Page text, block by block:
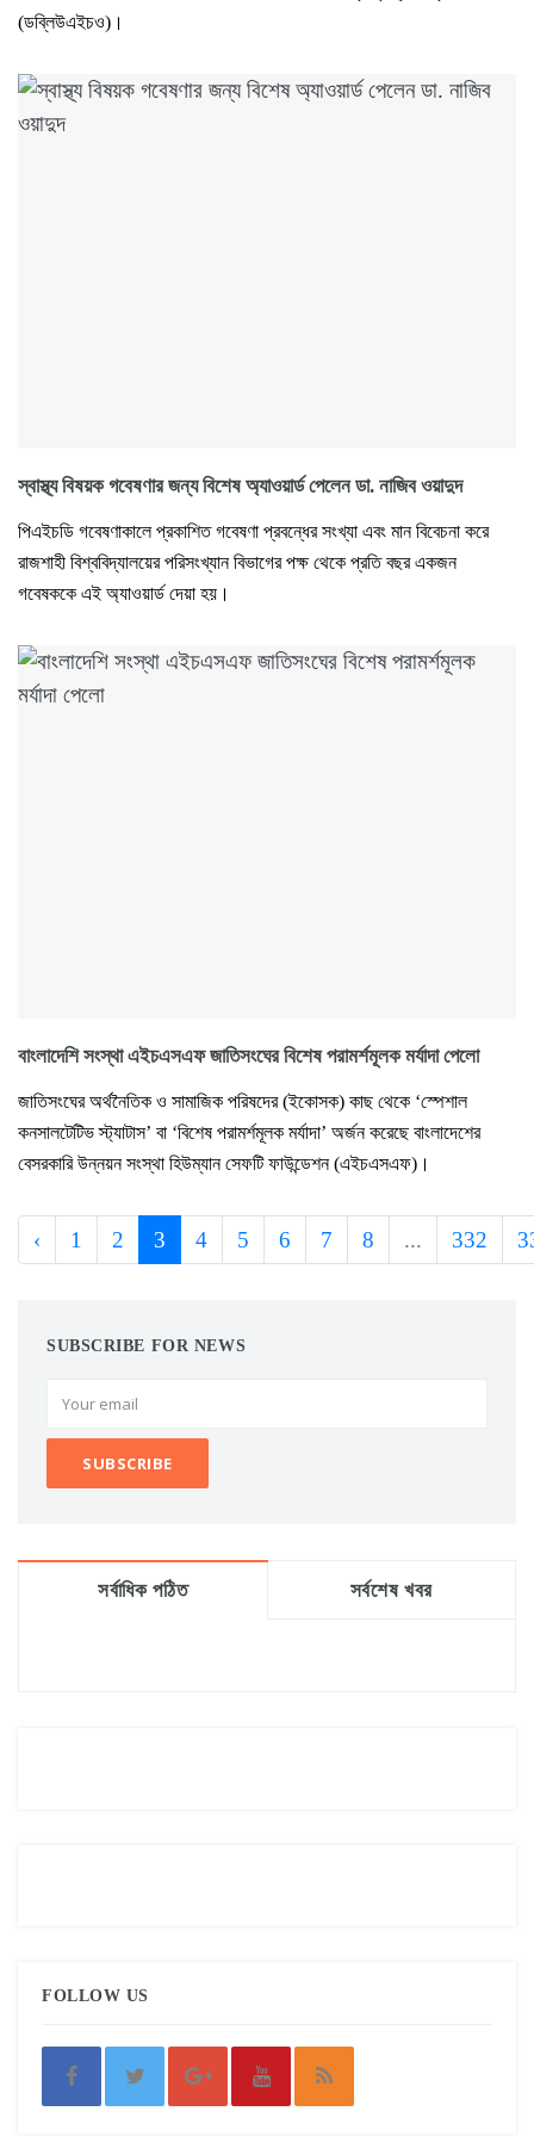
(ডব্লিউএইচও)।
স্বাস্থ্য বিষয়ক গবেষণার জন্য বিশেষ অ্যাওয়ার্ড পেলেন ডা. নাজিব ওয়াদুদ
পিএইচডি গবেষণাকালে প্রকাশিত গবেষণা প্রবন্ধের সংখ্যা এবং মান বিবেচনা করে
রাজশাহী বিশ্ববিদ্যালয়ের পরিসংখ্যান বিভাগের পক্ষ থেকে প্রতি বছর একজন
গবেষককে এই অ্যাওয়ার্ড দেয়া হয়।
বাংলাদেশি সংস্থা এইচএসএফ জাতিসংঘের বিশেষ পরামর্শমূলক মর্যাদা পেলো
জাতিসংঘের অর্থনৈতিক ও সামাজিক পরিষদের (ইকোসক) কাছ থেকে ‘স্পেশাল
কনসালটেটিভ স্ট্যাটাস’ বা ‘বিশেষ পরামর্শমূলক মর্যাদা’ অর্জন করেছে বাংলাদেশের
বেসরকারি উন্নয়ন সংস্থা হিউম্যান সেফটি ফাউন্ডেশন (এইচএসএফ)।
‹ 1 2 3 4 5 6 7 8 ... 332
SUBSCRIBE FOR NEWS
সর্বাধিক পঠিত সর্বশেষ খবর
FOLLOW US